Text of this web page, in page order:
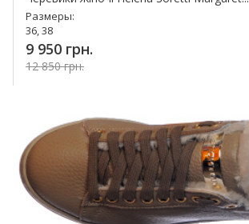
Размеры:
36, 38
9 950 грн.
12 850 грн.